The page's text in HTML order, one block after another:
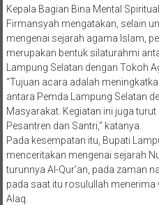
Kepala Bagian Bina Mental
Firmansyah mengatakan, selain
mengenai sejarah agama Islam,
merupakan bentuk silaturahmi
Lampung Selatan dengan Tokoh
“Tujuan acara adalah
antara Pemda Lampung Selatan
Masyarakat. Kegiatan ini juga
Pesantren dan Santri,” katanya.
Pada kesempatan itu, Bupati
menceritakan mengenai sejarah
turunnya Al-Qur’an, pada zaman
pada saat itu rosulullah
Alaq.